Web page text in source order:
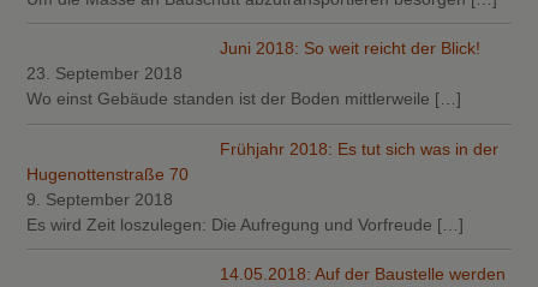
Juni 2018: So weit reicht der Blick!
23. September 2018
Wo einst Gebäude standen ist der Boden mittlerweile […]
Frühjahr 2018: Es tut sich was in der
Hugenottenstraße 70
9. September 2018
Es wird Zeit loszulegen: Die Aufregung und Vorfreude […]
14.05.2018: Auf der Baustelle werden